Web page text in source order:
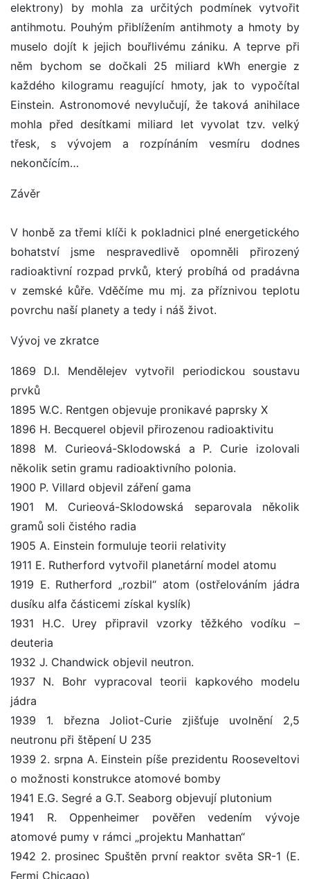
elektrony) by mohla za určitých podmínek vytvořit
antihmotu. Pouhým přiblížením antihmoty a hmoty by
muselo dojít k jejich bouřlivému zániku. A teprve při
něm bychom se dočkali 25 miliard kWh energie z
každého kilogramu reagující hmoty, jak to vypočítal
Einstein. Astronomové nevylučují, že taková anihilace
mohla před desítkami miliard let vyvolat tzv. velký
třesk, s vývojem a rozpínáním vesmíru dodnes
nekončícím…
Závěr
V honbě za třemi klíči k pokladnici plné energetického
bohatství jsme nespravedlivě opomněli přirozený
radioaktivní rozpad prvků, který probíhá od pradávna
v zemské kůře. Vděčíme mu mj. za příznivou teplotu
povrchu naší planety a tedy i náš život.
Vývoj ve zkratce
1869 D.I. Mendělejev vytvořil periodickou soustavu
prvků
1895 W.C. Rentgen objevuje pronikavé paprsky X
1896 H. Becquerel objevil přirozenou radioaktivitu
1898 M. Curieová-Sklodowská a P. Curie izolovali
několik setin gramu radioaktivního polonia.
1900 P. Villard objevil záření gama
1901 M. Curieová-Sklodowská separovala několik
gramů soli čistého radia
1905 A. Einstein formuluje teorii relativity
1911 E. Rutherford vytvořil planetární model atomu
1919 E. Rutherford „rozbil“ atom (ostřelováním jádra
dusíku alfa částicemi získal kyslík)
1931 H.C. Urey připravil vzorky těžkého vodíku –
deuteria
1932 J. Chandwick objevil neutron.
1937 N. Bohr vypracoval teorii kapkového modelu
jádra
1939 1. března Joliot-Curie zjišťuje uvolnění 2,5
neutronu při štěpení U 235
1939 2. srpna A. Einstein píše prezidentu Rooseveltovi
o možnosti konstrukce atomové bomby
1941 E.G. Segré a G.T. Seaborg objevují plutonium
1941 R. Oppenheimer pověřen vedením vývoje
atomové pumy v rámci „projektu Manhattan“
1942 2. prosinec Spuštěn první reaktor světa SR-1 (E.
Fermi Chicago)